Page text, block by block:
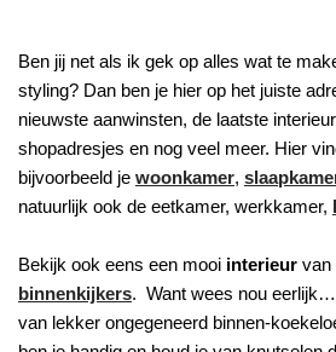
Ben jij net als ik gek op alles wat te
styling? Dan ben je hier op het juiste
nieuwste aanwinsten, de laatste
shopadresjes en nog veel meer. Hier
bijvoorbeeld je woonkamer,
natuurlijk ook de eetkamer, werkkamer,
Bekijk ook eens een mooi interieur van
binnenkijkers. Want wees nou
van lekker ongegeneerd binnen-